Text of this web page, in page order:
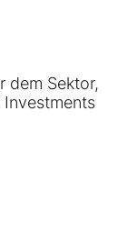
dem Sektor,